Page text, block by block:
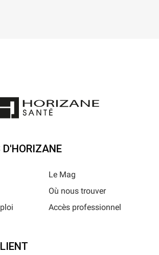
D'HORIZANE
Le Mag
Où nous trouver
Accès professionnel